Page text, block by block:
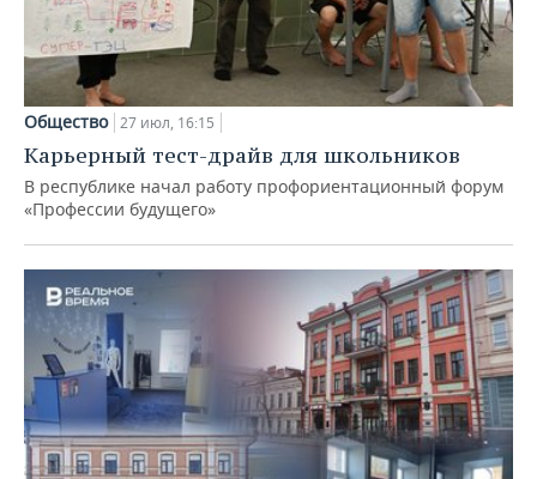
Общество 27 июл, 16:15
Карьерный тест-драйв для школьников
В республике начал работу профориентационный форум
«Профессии будущего»